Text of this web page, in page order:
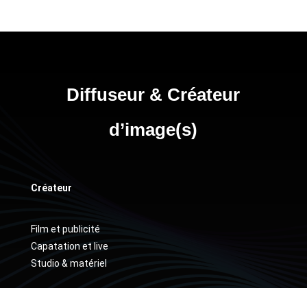
Diffuseur & Créateur
d’image(s)
Créateur
Film et publicité
Capatation et live
Studio & matériel